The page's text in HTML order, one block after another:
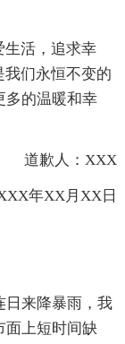
生活，追求幸
我们永恒不变的
多的温暖和幸
道歉人：XXX
年XX月XX日
日来降暴雨，我
面上短时间缺